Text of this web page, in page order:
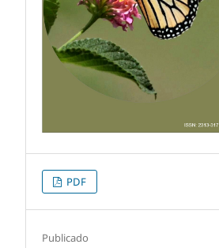
PDF
Publicado